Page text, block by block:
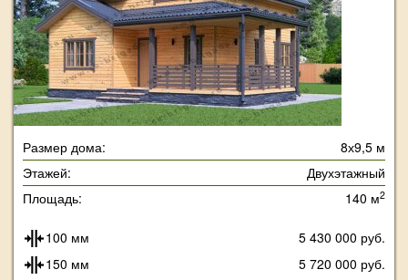
Размер дома:
8х9,5 м
Этажей:
Двухэтажный
Площадь:
140 м2
100 мм
5 430 000 руб.
150 мм
5 720 000 руб.